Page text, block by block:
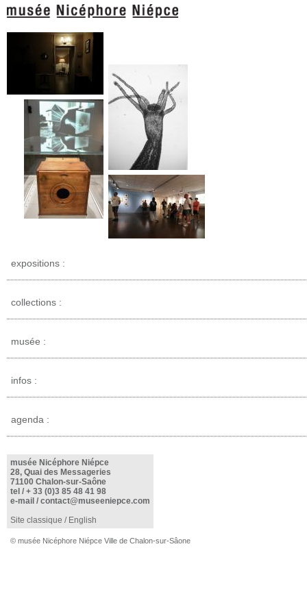
expositions :
collections :
musée :
infos :
agenda :
musée Nicéphore Niépce
28, Quai des Messageries
71100 Chalon-sur-Saône
tel / + 33 (0)3 85 48 41 98
e-mail / contact@museeniepce.com
Site classique / English
© musée Nicéphore Niépce Ville de Chalon-sur-Sâone